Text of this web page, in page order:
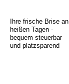
Ihre frische Brise an
heißen Tagen -
bequem steuerbar
und platzsparend